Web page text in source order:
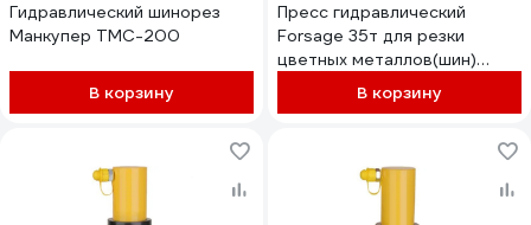
Гидравлический шинорез
Манкупер TMC-200
В корзину
Пресс гидравлический
Forsage 35т для резки
цветных металлов(шин)
(ширина-200мм,
толщина-10мм) F-
В корзину